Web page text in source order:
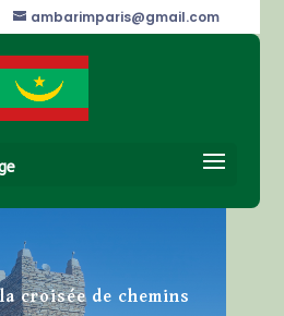
ambarimparis@gmail.com
croisée de chemins